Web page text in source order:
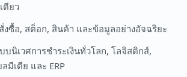
ดียว
งซื้อ, สต็อก, สินค้า และข้อมูลอย่างอัจฉริยะ
บนิเวศการชำระเงินทั่วโลก, โลจิสติกส์,
มีเดีย และ ERP